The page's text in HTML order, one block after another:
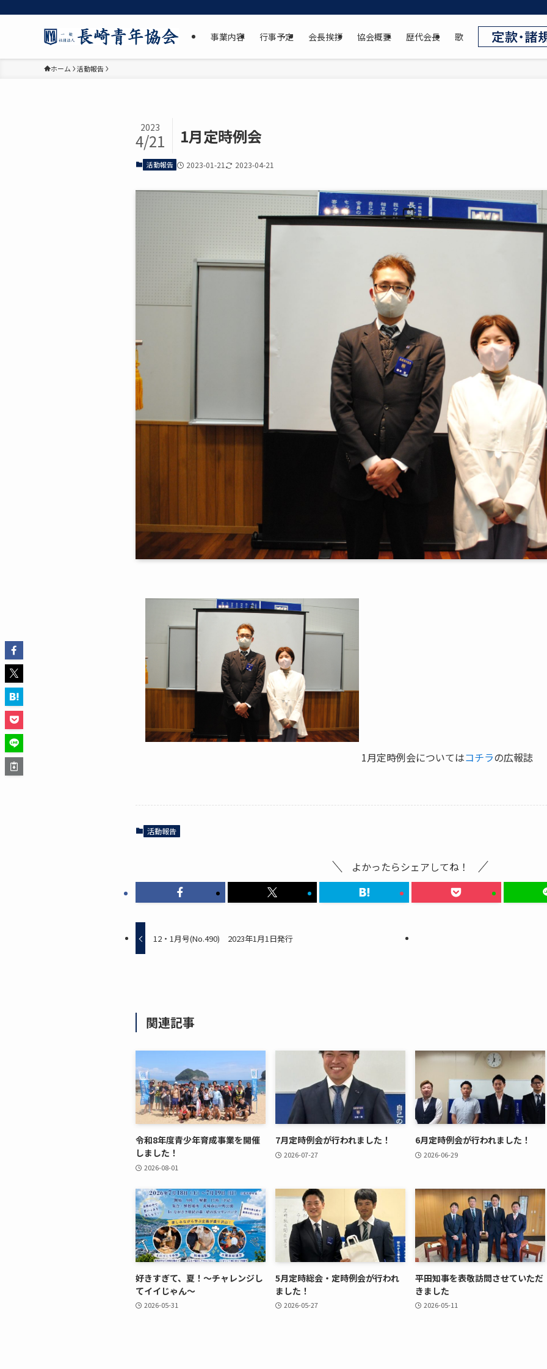
事業内容 行事予定 会長挨拶 協会概要 歴代会長 歌
ホーム 活動報告
1月定時例会
2023
4/21
活動報告 2023-01-21 2023-04-21
1月定時例会についてはコチラの広報誌
活動報告
よかったらシェアしてね！
12・1月号(No.490) 2023年1月1日発行
関連記事
令和8年度青少年育成事業を開催
しました！
2026-08-01
7月定時例会が行われました！
2026-07-27
6月定時例会が行われました！
2026-06-29
好きすぎて、夏！～チャレンジし
てイイじゃん～
2026-05-31
5月定時総会・定時例会が行われ
ました！
2026-05-27
平田知事を表敬訪問させていただ
きました
2026-05-11